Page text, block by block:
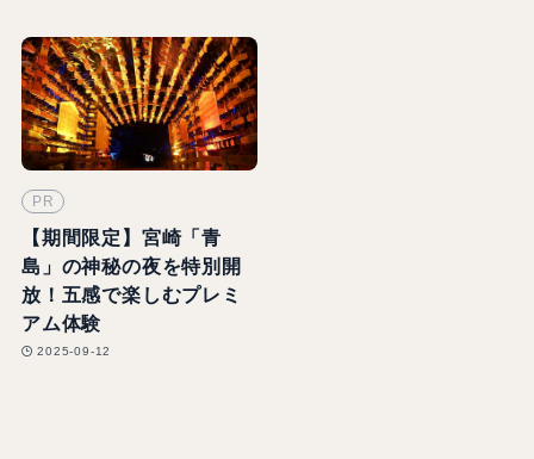
PR
【期間限定】宮崎「青
島」の神秘の夜を特別開
放！五感で楽しむプレミ
アム体験
2025-09-12